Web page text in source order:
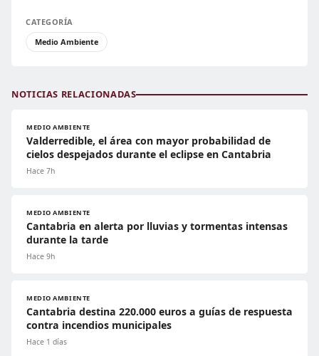
CATEGORÍA
Medio Ambiente
NOTICIAS RELACIONADAS
MEDIO AMBIENTE
Valderredible, el área con mayor probabilidad de
cielos despejados durante el eclipse en Cantabria
Hace 7h
MEDIO AMBIENTE
Cantabria en alerta por lluvias y tormentas intensas
durante la tarde
Hace 9h
MEDIO AMBIENTE
Cantabria destina 220.000 euros a guías de respuesta
contra incendios municipales
Hace 1 días